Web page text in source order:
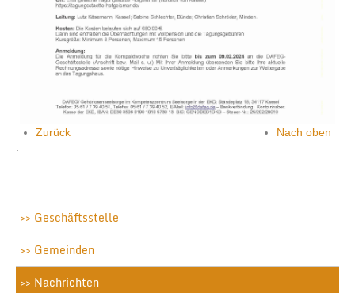
Zurück
Nach oben
Geschäftsstelle
Gemeinden
Nachrichten